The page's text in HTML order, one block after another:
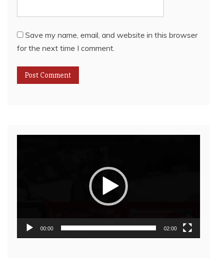
Save my name, email, and website in this browser
for the next time I comment.
00:00 02:00